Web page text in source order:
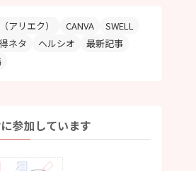
アリエク） CANVA
SWELL
ネタ ヘルシオ
最新記事
参加しています